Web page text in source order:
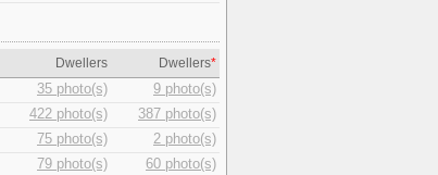
Dwellers Dwellers*
35 photo(s) 9 photo(s)
422 photo(s) 387 photo(s)
75 photo(s) 2 photo(s)
79 photo(s) 60 photo(s)